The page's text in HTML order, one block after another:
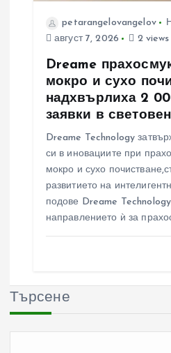
petarangelovangelov
август 7, 2026
2 views
Dreame
мокро и сухо
надхвърлиха 2
заявки в
Dreame Technology
си в иновациите при
мокро и сухо
развитието на
подове Dreame
направлението ѝ за
Търсене